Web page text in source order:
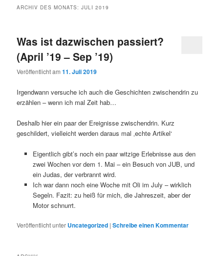
ARCHIV DES MONATS:JULI 2019
Was ist dazwischen passiert?
(April ’19 – Sep ’19)
Veröffentlicht am11. Juli 2019
Irgendwann versuche ich auch die Geschichten zwischendrin zu
erzählen – wenn ich mal Zeit hab…
Deshalb hier ein paar der Ereignisse zwischendrin. Kurz
geschildert, vielleicht werden daraus mal ‚echte Artikel‘
Eigentlich gibt’s noch ein paar witzige Erlebnisse aus den
zwei Wochen vor dem 1. Mai – ein Besuch von JUB, und
ein Judas, der verbrannt wird.
Ich war dann noch eine Woche mit Oli im July – wirklich
Segeln. Fazit: zu heiß für mich, die Jahreszeit, aber der
Motor schnurrt.
Veröffentlicht unter Uncategorized |Schreibe einen Kommentar